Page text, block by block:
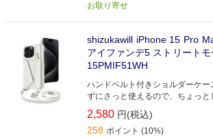
お取り寄せ
shizukawill iPhone 15 Pro
アイファンデ5 ストリート
15PMIF51WH
ハンドベルト付きショルダーケー
ずにさっと使えるので、ちょっ
ースです
2,580 円(税込)
258 ポイント (10%)